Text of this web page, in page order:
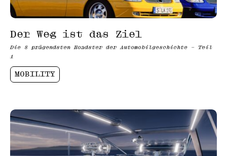
Der Weg ist das Ziel
Die 8 prägendsten Roadster der Automobilgeschichte – Teil
1
MOBILITY